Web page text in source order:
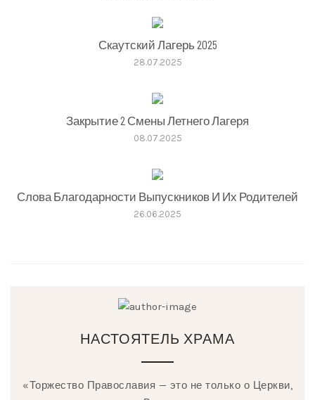
Скаутский Лагерь 2025
28.07.2025
Закрытие 2 Смены Летнего Лагеря
08.07.2025
Слова Благодарности Выпускников И Их Родителей
26.06.2025
НАСТОЯТЕЛЬ ХРАМА
«Торжество Православия — это не только о Церкви,